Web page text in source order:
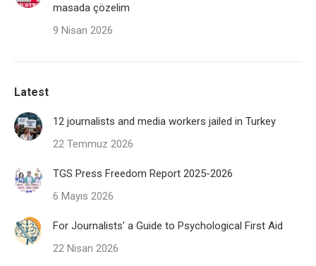
masada çözelim
9 Nisan 2026
Latest
12 journalists and media workers jailed in Turkey
22 Temmuz 2026
TGS Press Freedom Report 2025-2026
6 Mayıs 2026
For Journalists’ a Guide to Psychological First Aid
22 Nisan 2026